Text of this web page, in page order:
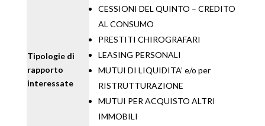
Tipologie di
rapporto
interessate
CESSIONI DEL QUINTO – CREDITO
AL CONSUMO
PRESTITI CHIROGRAFARI
LEASING PERSONALI
MUTUI DI LIQUIDITA’ e/o per
RISTRUTTURAZIONE
MUTUI PER ACQUISTO ALTRI
IMMOBILI